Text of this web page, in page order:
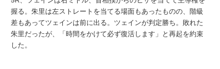
握る。朱里は左ストレートを当てる場面もあったものの、階級
差もあってツェインは前に出る。ツェインが判定勝ち。敗れた
朱里だったが、「時間をかけて必ず復活します」と再起を約束
した。